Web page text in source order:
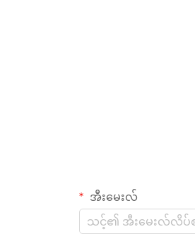
အီးမေးလ်